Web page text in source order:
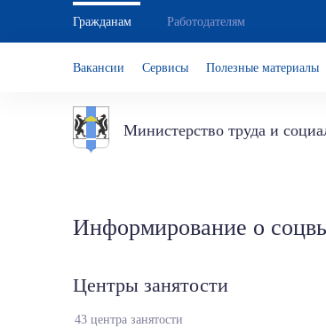
Гражданам Работодателям
Вакансии Сервисы Полезные материалы
Министерство труда и
Информирование о
Центры занятости
43 центра занятости